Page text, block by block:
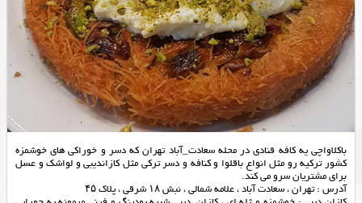
باکلاواچی یه کافه قنادی در محله سعادت_آباد تهران که دسر و خوراکی های خوشمزه
کشور ترکیه رو مثل انواع باقلوا و کنافه و دسر ترکی مثل کازاندیبی و لواشک و عسل
برای مشتریان سرو می کند.
آدرس : تهران ، سعادت آباد ، علامه شمالی ، نبش ۱۸ شرقی ، پلاک ۴۵